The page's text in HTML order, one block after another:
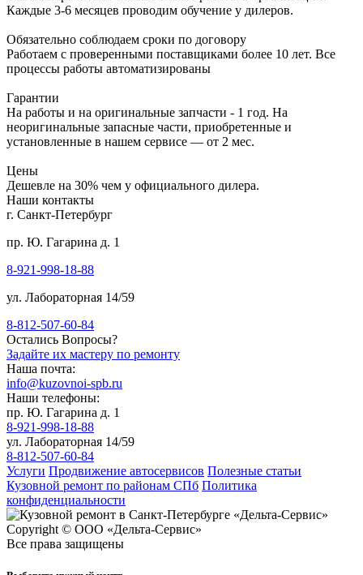
Каждые 3-6 месяцев проводим обучение у дилеров.
Обязательно соблюдаем сроки по договору
Работаем с проверенными поставщиками более 10 лет. Все
процессы работы автоматизированы
Гарантии
На работы и на оригинальные запчасти - 1 год. На
неоригинальные запасные части, приобретенные и
установленные в нашем сервисе — от 2 мес.
Цены
Дешевле на 30% чем у официального дилера.
Наши контакты
г. Санкт-Петербург
пр. Ю. Гагарина д. 1
8-921-998-18-88
ул. Лабораторная 14/59
8-812-507-60-84
Остались Вопросы?
Задайте их мастеру по ремонту
Наша почта:
info@kuzovnoi-spb.ru
Наши телефоны:
пр. Ю. Гагарина д. 1
8-921-998-18-88
ул. Лабораторная 14/59
8-812-507-60-84
Услуги Продвижение автосервисов Полезные статьи
Кузовной ремонт по районам СПб Политика
конфиденциальности
Copyright © ООО «Дельта-Сервис»
Все права защищены